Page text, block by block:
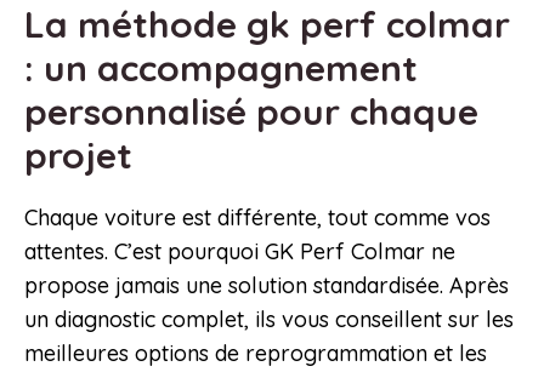
La méthode gk perf colmar
: un accompagnement
personnalisé pour chaque
projet
Chaque voiture est différente, tout comme vos
attentes. C’est pourquoi GK Perf Colmar ne
propose jamais une solution standardisée. Après
un diagnostic complet, ils vous conseillent sur les
meilleures options de reprogrammation et les